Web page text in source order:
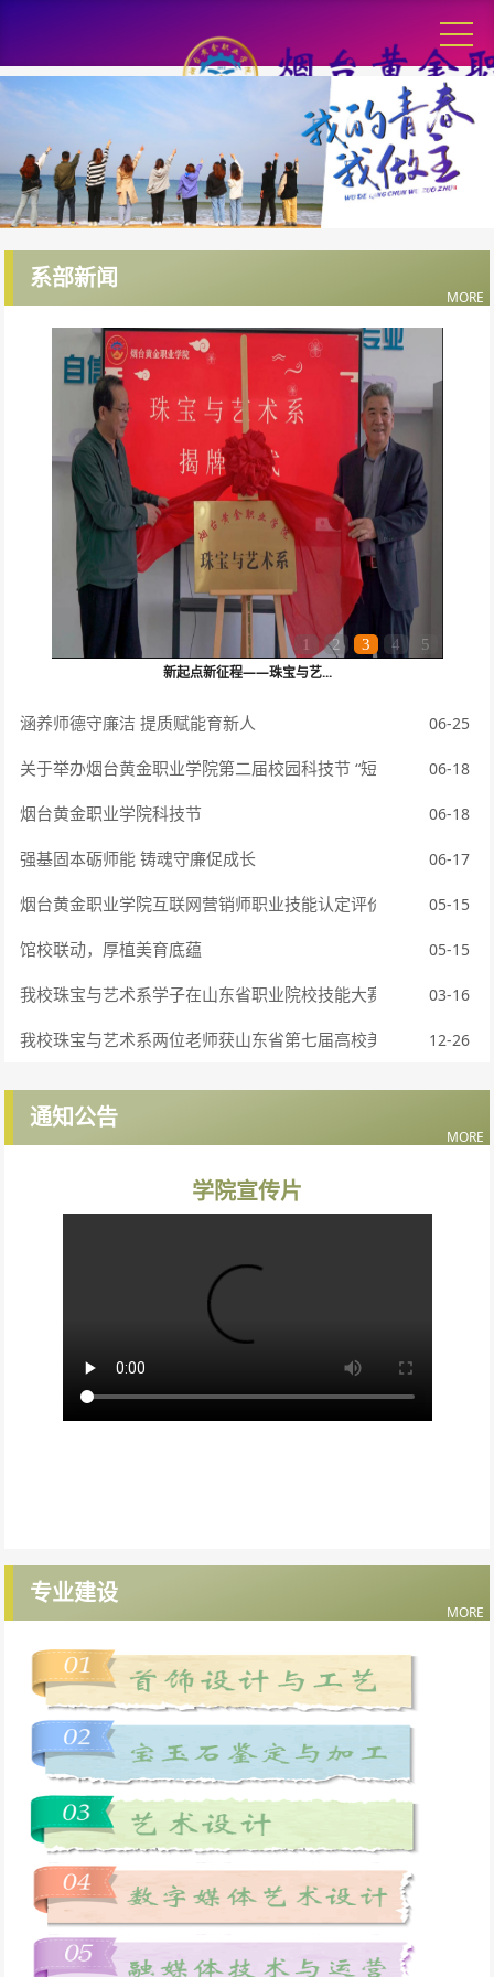
系部新闻
MORE
1 2 3 4 5
新起点新征程——珠宝与艺...
涵养师德守廉洁 提质赋能育新人 06-25
关于举办烟台黄金职业学院第二届校园科技节 “短视频制作大赛”
06-18
烟台黄金职业学院科技节 06-18
强基固本砺师能 铸魂守廉促成长 06-17
烟台黄金职业学院互联网营销师职业技能认定评价点揭牌05-15
馆校联动，厚植美育底蕴 05-15
我校珠宝与艺术系学子在山东省职业院校技能大赛中获银奖03-16
我校珠宝与艺术系两位老师获山东省第七届高校美术与设计专业
12-26
通知公告
MORE
学院宣传片
专业建设
MORE